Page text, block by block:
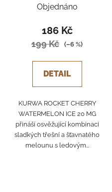
WATERMELON ICE
Objednáno
186 Kč
199 Kč (–6 %)
DETAIL
KURWA ROCKET CHERRY
WATERMELON ICE 20 MG
přináší osvěžující kombinaci
sladkých třešní a šťavnatého
melounu s ledovým...